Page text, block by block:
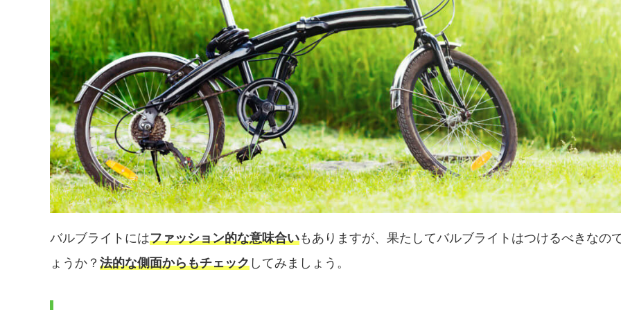
バルブライトにはファッション的な意味合いもありますが、果たしてバルブライトはつけるべきなの
ょうか？ 法的な側面からもチェック してみましょう。